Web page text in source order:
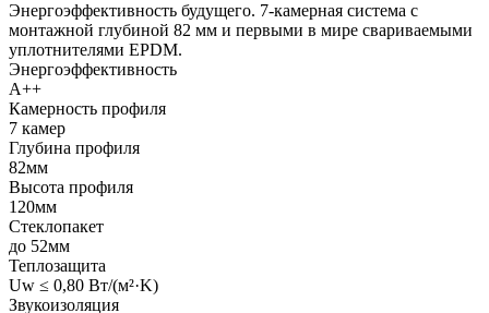
Энергоэффективность будущего. 7-камерная система с
монтажной глубиной 82 мм и первыми в мире свариваемыми
уплотнителями EPDM.
Энергоэффективность
A++
Камерность профиля
7 камер
Глубина профиля
82мм
Высота профиля
120мм
Стеклопакет
до 52мм
Теплозащита
Uw ≤ 0,80 Вт/(м²·K)
Звукоизоляция